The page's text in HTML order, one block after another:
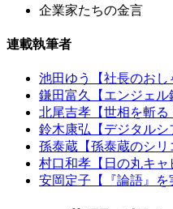
企業家たちの金言
連載執筆者
池田ゆう【社長のおし
鎌田富久【エンジェル
北尾吉孝【世相を斬る
鈴木康弘【デジタルシ
孫泰蔵【孫泰蔵のシリ
村口和孝【日の丸キャ
安岡定子【『論語』を